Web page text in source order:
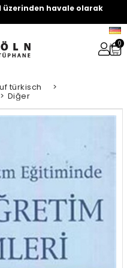
üzerinden havale olarak
0
türkisch >
> Diğer